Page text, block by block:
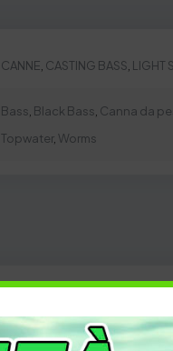
CANNE CASTING BASS LIGHT
Bass Black Bass Canna da
Topwater,Worms